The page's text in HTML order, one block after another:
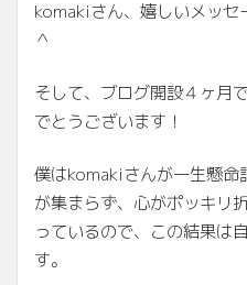
komakiさん、嬉しいメッセ
＾
そして、ブログ開設４ヶ月
でとうございます！
僕はkomakiさんが一生懸命
が集まらず、心がポッキリ
っているので、この結果は
す。